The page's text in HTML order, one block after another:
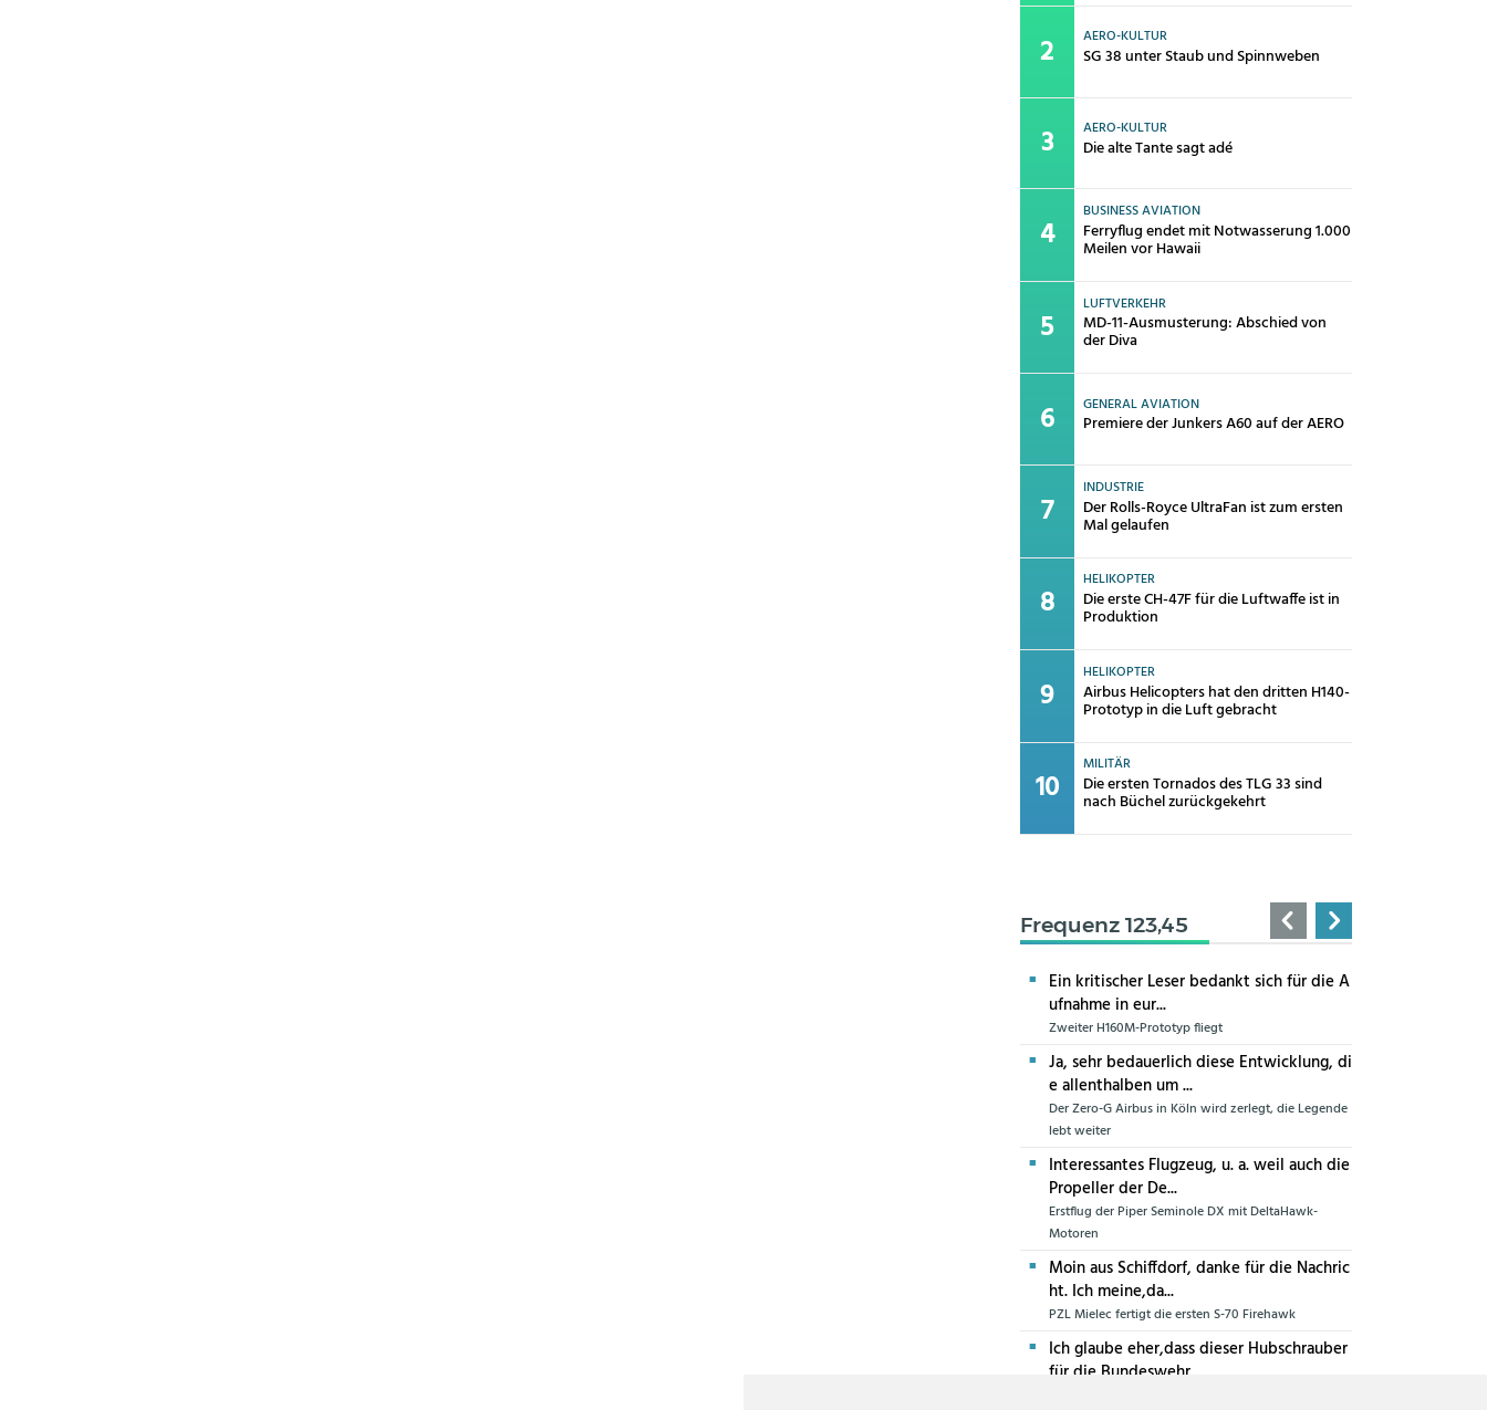
AERO-KULTUR
SG 38 unter Staub und Spinnweben
AERO-KULTUR
Die alte Tante sagt adé
BUSINESS AVIATION
Ferryflug endet mit Notwasserung 1.000
Meilen vor Hawaii
LUFTVERKEHR
MD-11-Ausmusterung: Abschied von
der Diva
GENERAL AVIATION
Premiere der Junkers A60 auf der AERO
INDUSTRIE
Der Rolls-Royce UltraFan ist zum ersten
Mal gelaufen
HELIKOPTER
Die erste CH-47F für die Luftwaffe ist in
Produktion
HELIKOPTER
Airbus Helicopters hat den dritten H140-
Prototyp in die Luft gebracht
MILITÄR
Die ersten Tornados des TLG 33 sind
nach Büchel zurückgekehrt
Frequenz 123,45
Ein kritischer Leser bedankt sich für die A
ufnahme in eur...
Zweiter H160M-Prototyp fliegt
Ja, sehr bedauerlich diese Entwicklung, di
e allenthalben um ...
Der Zero-G Airbus in Köln wird zerlegt, die Legende
lebt weiter
Interessantes Flugzeug, u. a. weil auch die
Propeller der De...
Erstflug der Piper Seminole DX mit DeltaHawk-
Motoren
Moin aus Schiffdorf, danke für die Nachric
ht. Ich meine,da...
PZL Mielec fertigt die ersten S-70 Firehawk
Ich glaube eher,dass dieser Hubschrauber
für die Bundeswehr...